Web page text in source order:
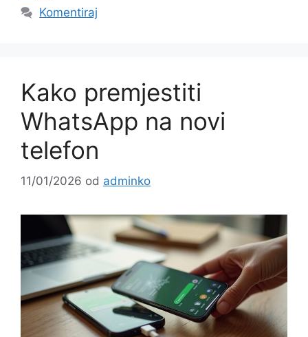
Komentiraj
Kako premjestiti
WhatsApp na novi
telefon
11/01/2026 od adminko